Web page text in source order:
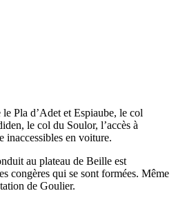
Pla d’Adet et Espiaube, le col
le col du Soulor, l’accès à
inaccessibles en voiture.
au plateau de Beille est
congères qui se sont formées. Même
de Goulier.